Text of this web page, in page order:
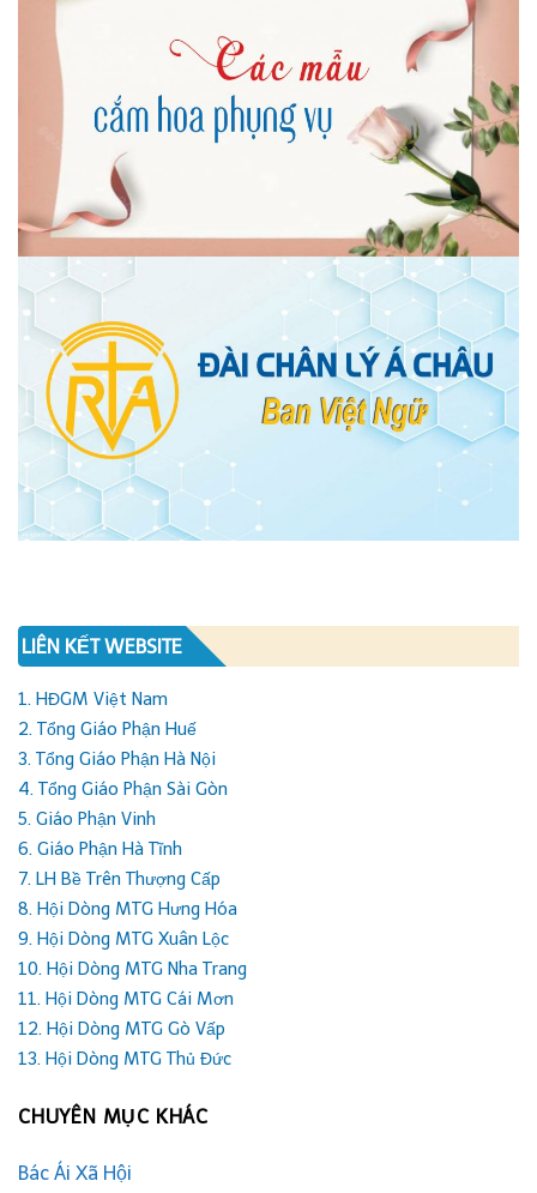
LIÊN KẾT WEBSITE
1. HĐGM Việt Nam
2. Tổng Giáo Phận Huế
3. Tổng Giáo Phận Hà Nội
4. Tổng Giáo Phận Sài Gòn
5. Giáo Phận Vinh
6. Giáo Phận Hà Tĩnh
7. LH Bề Trên Thượng Cấp
8. Hội Dòng MTG Hưng Hóa
9. Hội Dòng MTG Xuân Lộc
10. Hội Dòng MTG Nha Trang
11. Hội Dòng MTG Cái Mơn
12. Hội Dòng MTG Gò Vấp
13. Hội Dòng MTG Thủ Đức
CHUYÊN MỤC KHÁC
Bác Ái Xã Hội